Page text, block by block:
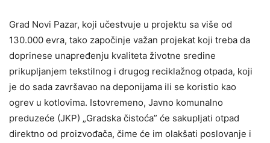
Grad Novi Pazar, koji učestvuje u projektu sa više od
130.000 evra, tako započinje važan projekat koji treba da
doprinese unapređenju kvaliteta životne sredine
prikupljanjem tekstilnog i drugog reciklažnog otpada, koji
je do sada završavao na deponijama ili se koristio kao
ogrev u kotlovima. Istovremeno, Javno komunalno
preduzeće (JKP) „Gradska čistoća” će sakupljati otpad
direktno od proizvođača, čime će im olakšati poslovanje i